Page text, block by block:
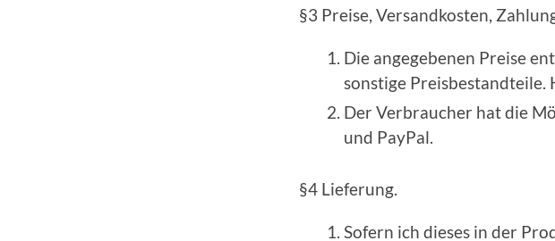
§3 Preise, Versandkosten,
Die angegebenen Preise
sonstige Preisbestandteile.
Der Verbraucher hat die
und PayPal.
§4 Lieferung.
Sofern ich dieses in der